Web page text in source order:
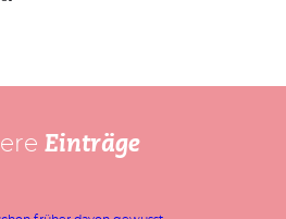
Einträge